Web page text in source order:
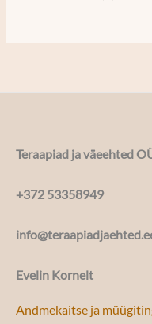
Teraapiad ja väeehted
+372 53358949
Evelin Kornelt
Andmekaitse ja